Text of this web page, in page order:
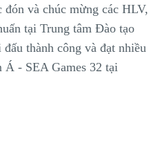
và chúc mừng các HLV,
tại Trung tâm Đào tạo
thành công và đạt nhiều
- SEA Games 32 tại